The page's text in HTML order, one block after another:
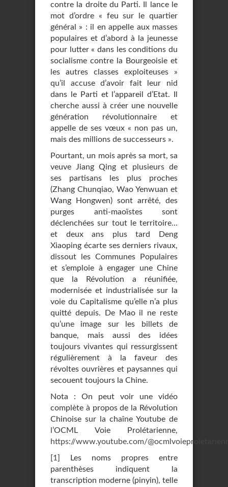
contre la droite du Parti. Il lance le
mot d’ordre « feu sur le quartier
général » : il en appelle aux masses
populaires et d’abord à la jeunesse
pour lutter « dans les conditions du
socialisme contre la Bourgeoisie et
les autres classes exploiteuses »
qu’il accuse d’avoir fait leur nid
dans le Parti et l’appareil d’Etat. Il
cherche aussi à créer une nouvelle
génération révolutionnaire et
appelle de ses vœux « non pas un,
mais des millions de successeurs ».
Pourtant, un mois après sa mort, sa
veuve Jiang Qing et plusieurs de
ses partisans les plus proches
(Zhang Chunqiao, Wao Yenwuan et
Wang Hongwen) sont arrêté, des
purges anti-maoïstes sont
déclenchées sur tout le territoire…
et deux ans plus tard Deng
Xiaoping écarte ses derniers rivaux,
dissout les Communes Populaires
et s’emploie à engager une Chine
que la Révolution a réunifiée,
modernisée et industrialisée sur la
voie du Capitalisme qu’elle n’a plus
quitté depuis. De Mao il ne reste
qu’une image sur les billets de
banque, mais aussi des idées
toujours vivantes qui ressurgissent
régulièrement à la faveur des
révoltes ouvrières et paysannes qui
secouent toujours la Chine.
Nota : On peut voir une vidéo
complète à propos de la Révolution
Chinoise sur la chaîne Youtube de
l’OCML Voie Prolétarienne,
https://www.youtube.com/
[1 ]
Les noms propres entre
parenthèses indiquent la
transcription moderne (pinyin), telle